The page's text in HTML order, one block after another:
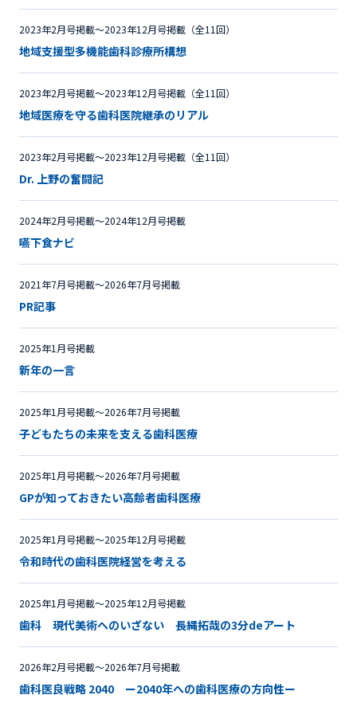
2023年2月号掲載〜2023年12月号掲載（全11回）
地域支援型多機能歯科診療所構想
2023年2月号掲載〜2023年12月号掲載（全11回）
地域医療を守る歯科医院継承のリアル
2023年2月号掲載〜2023年12月号掲載（全11回）
Dr. 上野の奮闘記
2024年2月号掲載〜2024年12月号掲載
嚥下食ナビ
2021年7月号掲載〜2026年7月号掲載
PR記事
2025年1月号掲載
新年の一言
2025年1月号掲載〜2026年7月号掲載
子どもたちの未来を支える歯科医療
2025年1月号掲載〜2026年7月号掲載
GPが知っておきたい高齢者歯科医療
2025年1月号掲載〜2025年12月号掲載
令和時代の歯科医院経営を考える
2025年1月号掲載〜2025年12月号掲載
歯科 現代美術へのいざない 長縄拓哉の3分deアート
2026年2月号掲載〜2026年7月号掲載
歯科医良戦略 2040 ー2040年への歯科医療の方向性ー